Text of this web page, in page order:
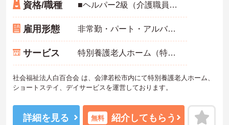
資格/職種 ■ヘルパー2級（介護職員初任者研修修了）以上 ＜歓迎：以下の資格・スキル・経験をお持ちの方＞
雇用形態 非常勤・パート・アルバイト
サービス 特別養護老人ホーム（特養）
社会福祉法人白百合会 は、会津若松市内にて特別養護老人ホーム、
ショートステイ、デイサービスを運営しております。
詳細を見る 無料 紹介してもらう